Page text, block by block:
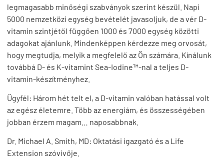
legmagasabb minőségi szabványok szerint készül. Napi
5000 nemzetközi egység bevételét javasoljuk, de a vér D-
vitamin szintjétől függően 1000 és 7000 egység közötti
adagokat ajánlunk. Mindenképpen kérdezze meg orvosát,
hogy megtudja, melyik a megfelelő az Ön számára. Kínálunk
továbbá D- és K-vitamint Sea-Iodine™-nal a teljes D-
vitamin-készítményhez.
Ügyfél: Három hét telt el, a D-vitamin valóban hatással volt
az egész életemre. Több az energiám, és összességében
jobban érzem magam… naposabbnak.
Dr. Michael A. Smith, MD: Oktatási igazgató és a Life
Extension szóvivője.